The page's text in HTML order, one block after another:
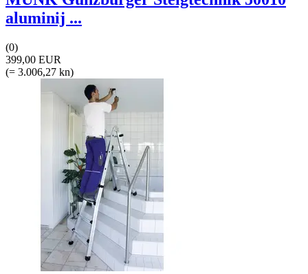
aluminij ...
(0)
399,00 EUR
(= 3.006,27 kn)